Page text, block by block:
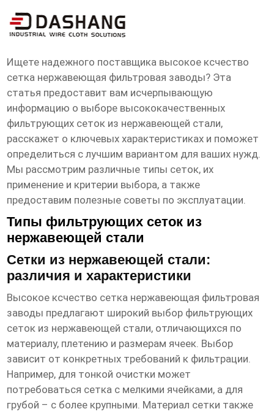
высокое ксчество сетка нержавеющая
фильтровая заводы
Ищете надежного поставщика высокое ксчество
сетка нержавеющая фильтровая заводы? Эта
статья предоставит вам исчерпывающую
информацию о выборе высококачественных
фильтрующих сеток из нержавеющей стали,
расскажет о ключевых характеристиках и поможет
определиться с лучшим вариантом для ваших нужд.
Мы рассмотрим различные типы сеток, их
применение и критерии выбора, а также
предоставим полезные советы по эксплуатации.
Типы фильтрующих сеток из
нержавеющей стали
Сетки из нержавеющей стали:
различия и характеристики
Высокое ксчество сетка нержавеющая фильтровая
заводы предлагают широкий выбор фильтрующих
сеток из нержавеющей стали, отличающихся по
материалу, плетению и размерам ячеек. Выбор
зависит от конкретных требований к фильтрации.
Например, для тонкой очистки может
потребоваться сетка с мелкими ячейками, а для
грубой – с более крупными. Материал сетки также